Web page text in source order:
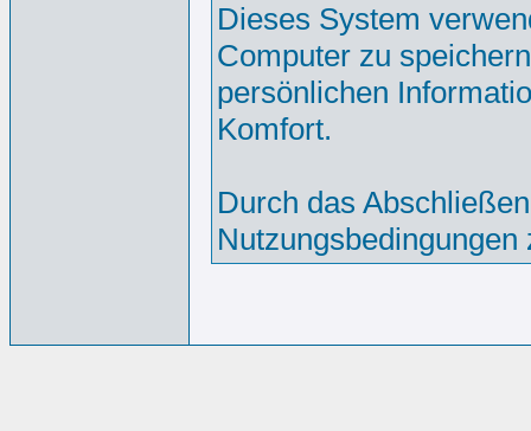
Dieses System
Computer zu
persönlichen
Komfort.
Durch das
Nutzungsbedingungen